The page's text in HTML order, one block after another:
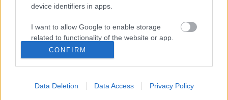
device identifiers in apps.
I want to allow Google to enable storage
related to functionality of the website or app.
I want to allow Google to enable storage
related to personalization.
I want to allow Google to enable storage
CONFIRM
Data Deletion Data Access Privacy Policy
Ajánlott bejegyzések:
Beskatulyázhatatlan hiánypótlás – ilyen
volt a Primus a Barba Negrában